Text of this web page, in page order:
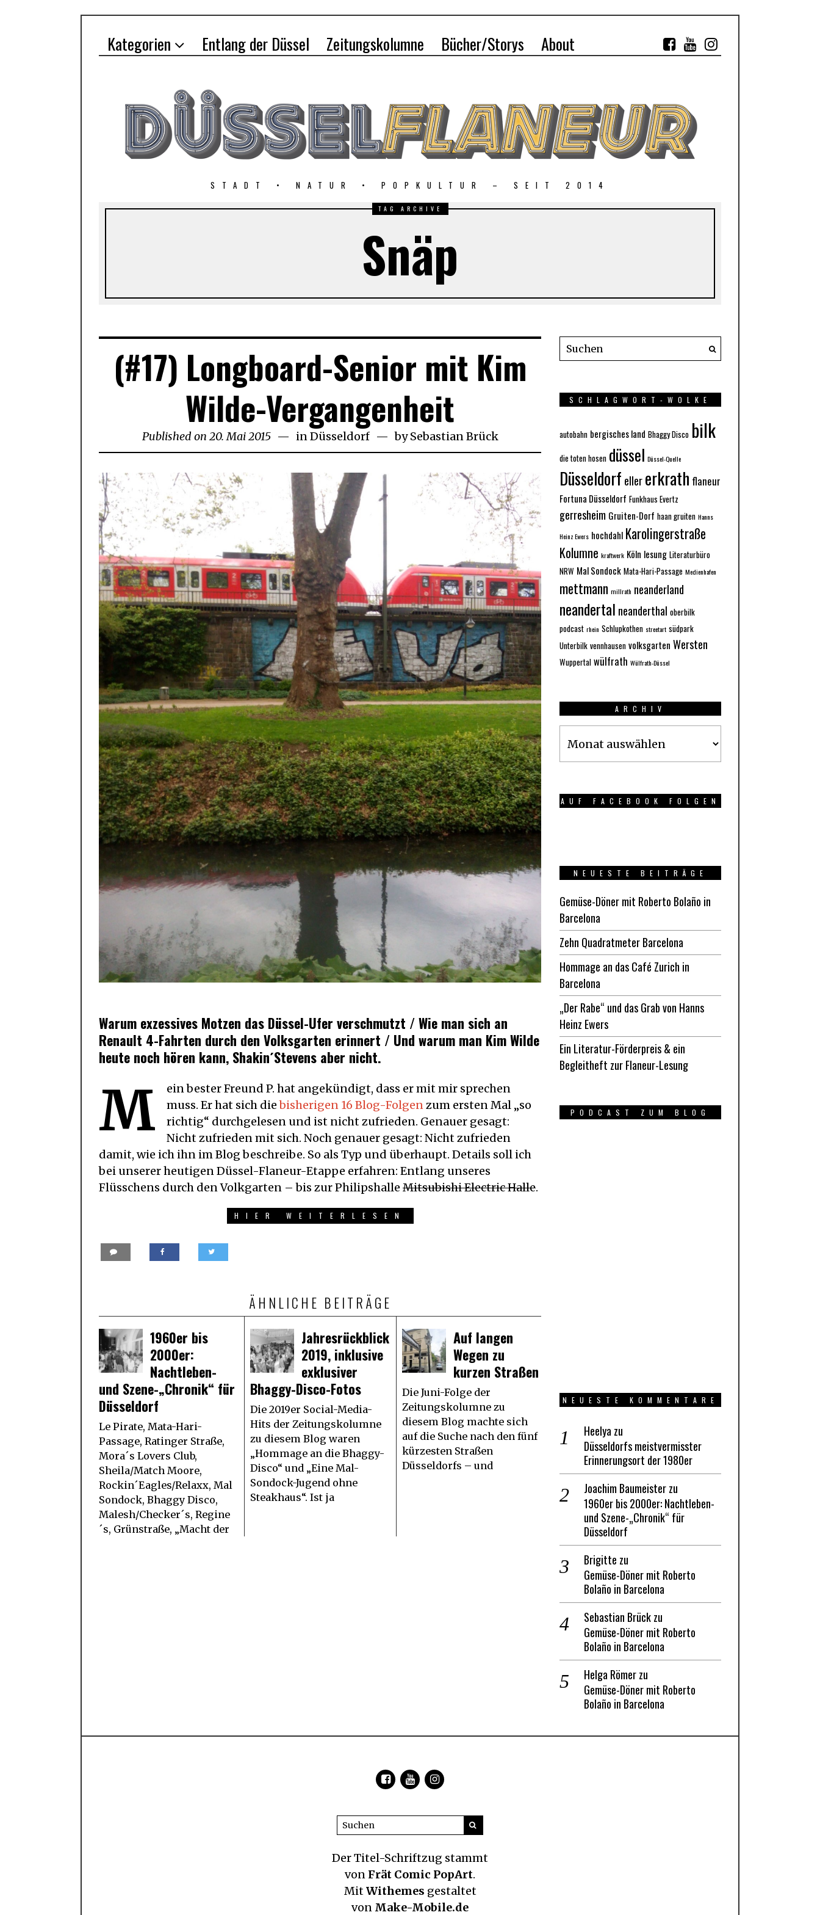
Kategorien Entlang der Düssel Zeitungskolumne Bücher/Storys About
STADT • NATUR • POPKULTUR – SEIT 2014
TAG ARCHIVE
Snäp
(#17) Longboard-Senior mit Kim
Wilde-Vergangenheit
Published on 20. Mai 201521.
November
2018
inDüsseldorf bySebastian Brück
Warum exzessives Motzen das Düssel-Ufer verschmutzt / Wie man sich an
Renault 4-Fahrten durch den Volksgarten erinnert / Und warum man Kim Wilde
heute noch hören kann, Shakin´Stevens aber nicht.
M
ein bester Freund P. hat angekündigt, dass er mit mir sprechen
muss. Er hat sich diebisherigen 16 Blog-Folgenzum ersten Mal „so
richtig“ durchgelesen und ist nicht zufrieden. Genauer gesagt:
Nicht zufrieden mit sich. Noch genauer gesagt: Nicht zufrieden
damit, wie ich ihn im Blog beschreibe. So als Typ und überhaupt. Details soll ich
bei unserer heutigen Düssel-Flaneur-Etappe erfahren: Entlang unseres
Flüsschens durch den Volkgarten – bis zur Philipshalle Mitsubishi Electric Halle.
HIER WEITERLESEN
ÄHNLICHE BEITRÄGE
1960er bis
2000er:
Nachtleben-
und Szene-„Chronik“ für
Düsseldorf
Le Pirate, Mata-Hari-
Passage, Ratinger Straße,
Mora´s Lovers Club,
Sheila/Match Moore,
Rockin´Eagles/Relaxx, Mal
Sondock, Bhaggy Disco,
Malesh/Checker´s, Regine
´s, Grünstraße, „Macht der
Jahresrückblick
2019, inklusive
exklusiver
Bhaggy-Disco-Fotos
Die 2019er Social-Media-
Hits der Zeitungskolumne
zu diesem Blog waren
„Hommage an die Bhaggy-
Disco“ und „Eine Mal-
Sondock-Jugend ohne
Steakhaus“. Ist ja
Auf langen
Wegen zu
kurzen Straßen
Die Juni-Folge der
Zeitungskolumne zu
diesem Blog machte sich
auf die Suche nach den fünf
kürzesten Straßen
Düsseldorfs – und
SCHLAGWORT-WOLKE
autobahn bergisches land Bhaggy Disco bilk
die toten hosen düssel Düssel-Quelle
Düsseldorf ellererkrath flaneur
Fortuna Düsseldorf Funkhaus Evertz
gerresheim Gruiten-Dorf haan gruiten Hanns
Heinz Ewers hochdahl Karolingerstraße
Kolumne kraftwerk Köln lesung Literaturbüro
NRW Mal Sondock Mata-Hari-Passage Medienhafen
mettmann millrath neanderland
neandertal neanderthal oberbilk
podcast rhein Schlupkothen streetart südpark
Unterbilk vennhausen volksgarten Wersten
Wuppertal wülfrath Wülfrath-Düssel
ARCHIV
AUF FACEBOOK FOLGEN
NEUESTE BEITRÄGE
Gemüse-Döner mit Roberto Bolaño in
Barcelona
Zehn Quadratmeter Barcelona
Hommage an das Café Zurich in
Barcelona
„Der Rabe“ und das Grab von Hanns
Heinz Ewers
Ein Literatur-Förderpreis & ein
Begleitheft zur Flaneur-Lesung
PODCAST ZUM BLOG
NEUESTE KOMMENTARE
Heelya zu
Düsseldorfs meistvermisster
Erinnerungsort der 1980er
Joachim Baumeisterzu
1960er bis 2000er: Nachtleben-
und Szene-„Chronik“ für
Düsseldorf
Brigitte zu
Gemüse-Döner mit Roberto
Bolaño in Barcelona
Sebastian Brückzu
Gemüse-Döner mit Roberto
Bolaño in Barcelona
Helga Römerzu
Gemüse-Döner mit Roberto
Bolaño in Barcelona
Der Titel-Schriftzug stammt
von Frät Comic PopArt.
MitWithemes gestaltet
von Make-Mobile.de